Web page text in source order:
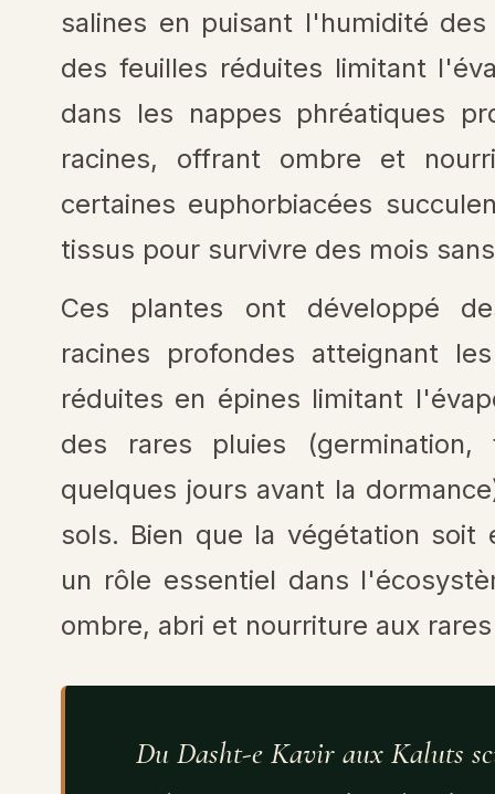
salines en puisant l'humidité
des feuilles réduites limitant
dans les nappes phréatiques
racines, offrant ombre et
certaines euphorbiacées
tissus pour survivre des mois
Ces plantes ont développé
racines profondes atteignant
réduites en épines limitant
des rares pluies
quelques jours avant la
sols. Bien que la végétation soit
un rôle essentiel dans
ombre, abri et nourriture aux
Du Dasht-e Kavir aux Kaluts